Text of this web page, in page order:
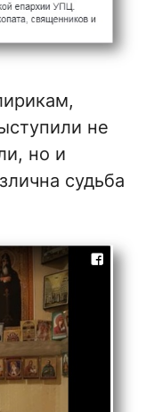
не
но и
судьба